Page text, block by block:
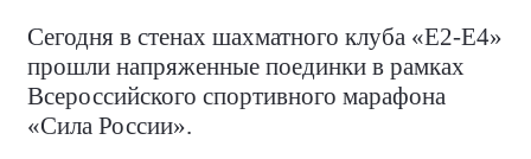
Сегодня в стенах шахматного клуба «Е2-Е4»
прошли напряженные поединки в рамках
Всероссийского спортивного марафона
«Сила России».